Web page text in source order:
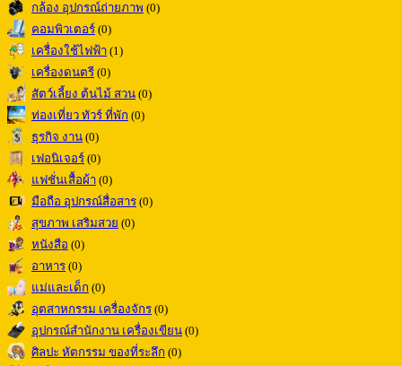
กล้อง อุปกรณ์ถ่ายภาพ (0)
คอมพิวเตอร์ (0)
เครื่องใช้ไฟฟ้า (1)
เครื่องดนตรี (0)
สัตว์เลี้ยง ต้นไม้ สวน (0)
ท่องเที่ยว ทัวร์ ที่พัก (0)
ธุรกิจ งาน (0)
เฟอนิเจอร์ (0)
แฟชั่นเสื้อผ้า (0)
มือถือ อุปกรณ์สื่อสาร (0)
สุขภาพ เสริมสวย (0)
หนังสือ (0)
อาหาร (0)
แม่และเด็ก (0)
อุตสาหกรรม เครื่องจักร (0)
อุปกรณ์สำนักงาน เครื่องเขียน (0)
ศิลปะ หัตกรรม ของที่ระลึก (0)